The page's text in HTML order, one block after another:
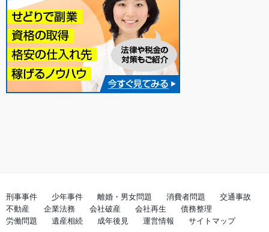
刑事事件 少年事件 離婚・男女問題 消費者問題
交通事故
不動産
企業法務 会社破産 会社再生
債務整理
労働問題
遺産相続 成年後見 運営情報 サイトマップ